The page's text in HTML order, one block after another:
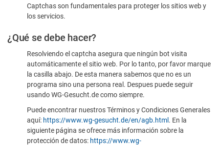
humano
Captchas son fundamentales para proteger los sitios web y
los servicios.
¿Qué se debe hacer?
Resolviendo el captcha asegura que ningún bot visita
automáticamente el sitio web. Por lo tanto, por favor marque
la casilla abajo. De esta manera sabemos que no es un
programa sino una persona real. Despues puede seguir
usando WG-Gesucht.de como siempre.
Puede encontrar nuestros Términos y Condiciones Generales
aquí: https://www.wg-gesucht.de/en/agb.html . En la
siguiente página se ofrece más información sobre la
protección de datos: https://www.wg-